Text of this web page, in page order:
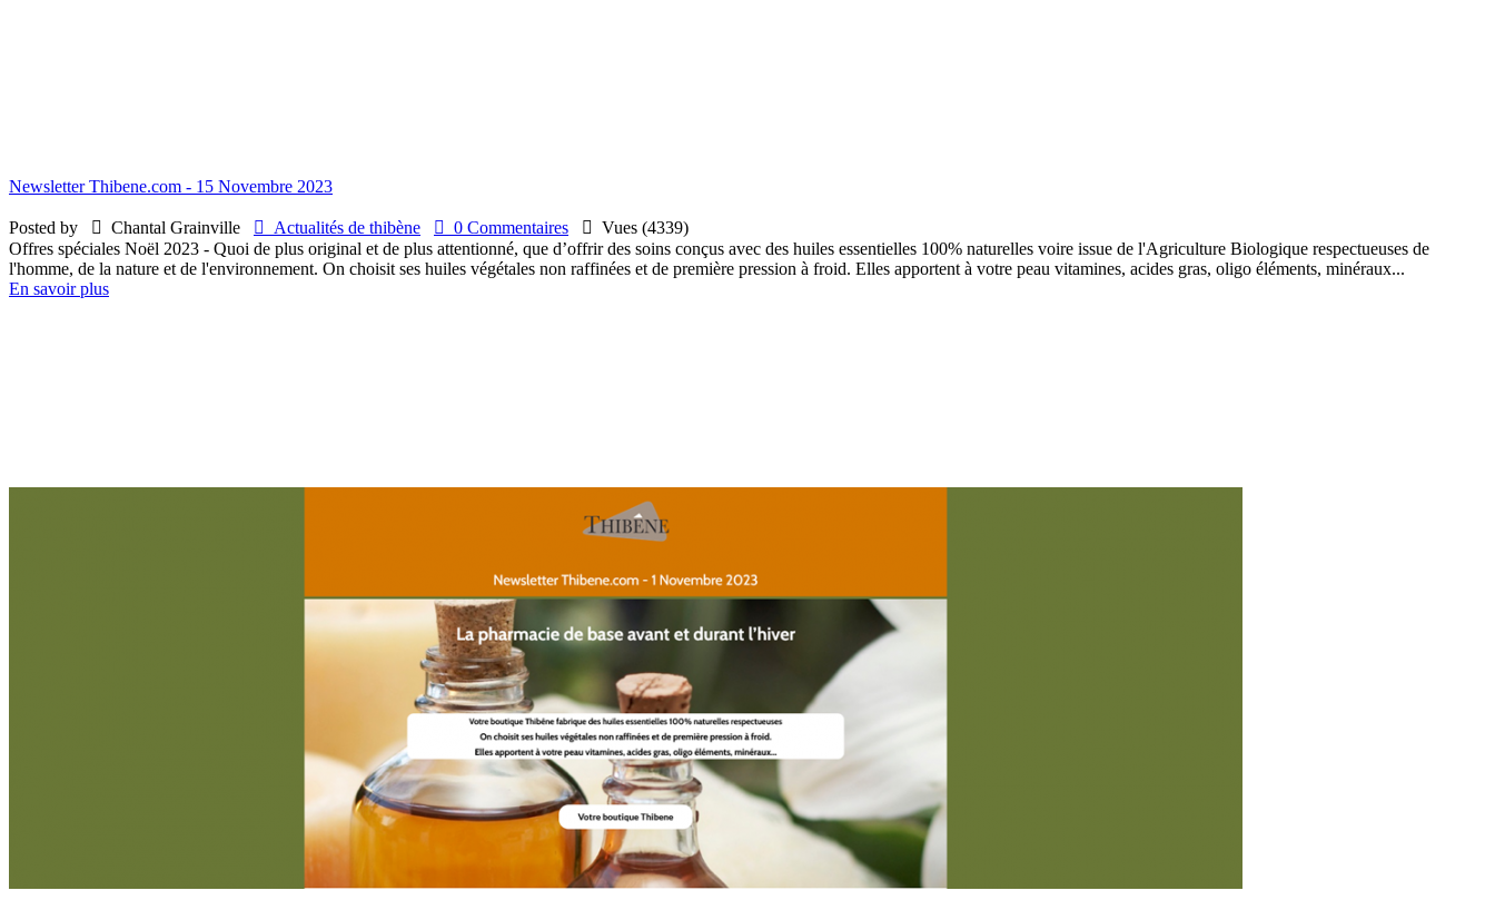
Newsletter Thibene.com - 15 Novembre 2023
Posted by  Chantal Grainville  Actualités de thibène  0 Commentaires  Vues (4339)
Offres spéciales Noël 2023 - Quoi de plus original et de plus attentionné, que d’offrir des soins conçus avec des huiles essentielles 100% naturelles voire issue de l'Agriculture Biologique respectueuses de
l'homme, de la nature et de l'environnement. On choisit ses huiles végétales non raffinées et de première pression à froid. Elles apportent à votre peau vitamines, acides gras, oligo éléments, minéraux...
En savoir plus